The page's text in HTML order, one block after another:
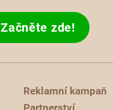
Začněte zde!
Reklamní kampaň
Partnerství